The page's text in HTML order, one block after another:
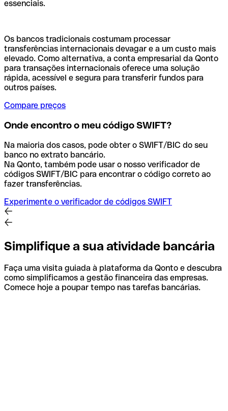
essenciais.
Os bancos tradicionais costumam processar
transferências internacionais devagar e a um custo mais
elevado. Como alternativa, a conta empresarial da Qonto
para transações internacionais oferece uma solução
rápida, acessível e segura para transferir fundos para
outros países.
Compare preços
Onde encontro o meu código SWIFT?
Na maioria dos casos, pode obter o SWIFT/BIC do seu
banco no extrato bancário.
Na Qonto, também pode usar o nosso verificador de
códigos SWIFT/BIC para encontrar o código correto ao
fazer transferências.
Experimente o verificador de códigos SWIFT
Simplifique a sua atividade bancária
Faça uma visita guiada à plataforma da Qonto e descubra
como simplificamos a gestão financeira das empresas.
Comece hoje a poupar tempo nas tarefas bancárias.